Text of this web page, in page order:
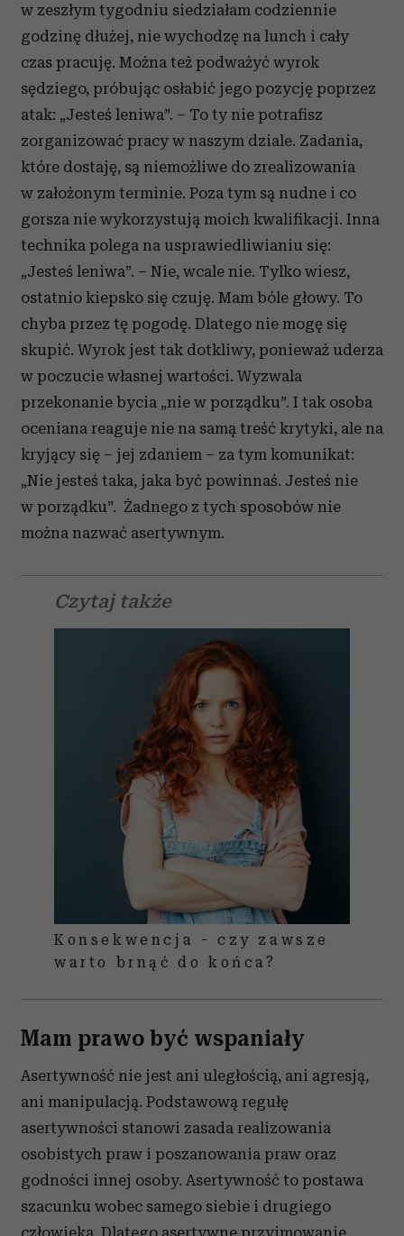
w zeszłym tygodniu siedziałam codziennie
godzinę dłużej, nie wychodzę na lunch i cały
czas pracuję. Można też podważyć wyrok
sędziego, próbując osłabić jego pozycję poprzez
atak: „Jesteś leniwa”. – To ty nie potrafisz
zorganizować pracy w naszym dziale. Zadania,
które dostaję, są niemożliwe do zrealizowania
w założonym terminie. Poza tym są nudne i co
gorsza nie wykorzystują moich kwalifikacji. Inna
technika polega na usprawiedliwianiu się:
„Jesteś leniwa”. – Nie, wcale nie. Tylko wiesz,
ostatnio kiepsko się czuję. Mam bóle głowy. To
chyba przez tę pogodę. Dlatego nie mogę się
skupić. Wyrok jest tak dotkliwy, ponieważ uderza
w poczucie własnej wartości. Wyzwala
przekonanie bycia „nie w porządku”. I tak osoba
oceniana reaguje nie na samą treść krytyki, ale na
kryjący się – jej zdaniem – za tym komunikat:
„Nie jesteś taka, jaka być powinnaś. Jesteś nie
w porządku”. Żadnego z tych sposobów nie
można nazwać asertywnym.
Czytaj także
Konsekwencja - czy zawsze
warto brnąć do końca?
Mam prawo być wspaniały
Asertywność nie jest ani uległością, ani agresją,
ani manipulacją. Podstawową regułę
asertywności stanowi zasada realizowania
osobistych praw i poszanowania praw oraz
godności innej osoby. Asertywność to postawa
szacunku wobec samego siebie i drugiego
człowieka. Dlatego asertywne przyjmowanie